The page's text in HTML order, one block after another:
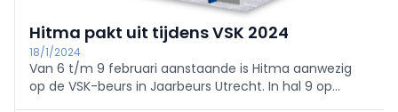
Hitma pakt uit tijdens VSK 2024
18/1/2024
Van 6 t/m 9 februari aanstaande is Hitma aanwezig
op de VSK-beurs in Jaarbeurs Utrecht. In hal 9 op